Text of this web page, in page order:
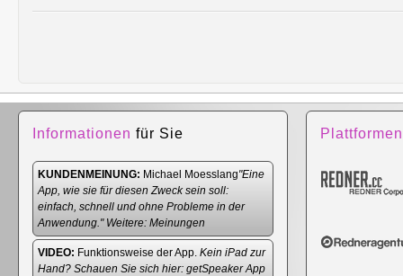
Informationen für Sie
KUNDENMEINUNG: Michael Moesslang"Eine
App, wie sie für diesen Zweck sein soll:
einfach, schnell und ohne Probleme in der
Anwendung." Weitere: Meinungen
VIDEO: Funktionsweise der App. Kein iPad zur
Hand? Schauen Sie sich hier: getSpeaker App
Plattformen